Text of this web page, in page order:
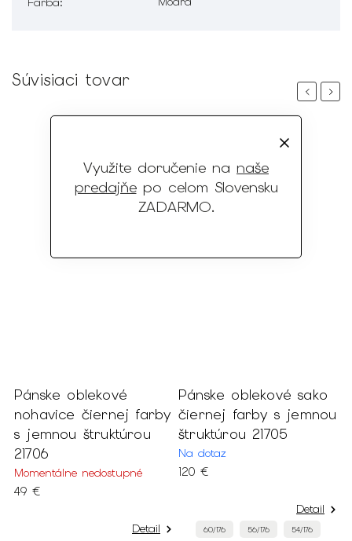
Využite doručenie na naše
predajňepo celom Slovensku
ZADARMO.
Súvisiaci tovar
Previous
Pánske oblekové
nohavice čiernej farby
s jemnou štruktúrou
21706
Momentálne nedostupné
49 €
Detail
Pánske oblekové sako
čiernej farby s jemnou
štruktúrou 21705
Na dotaz
120 €
Detail
60/176 56/176 54/176
Next